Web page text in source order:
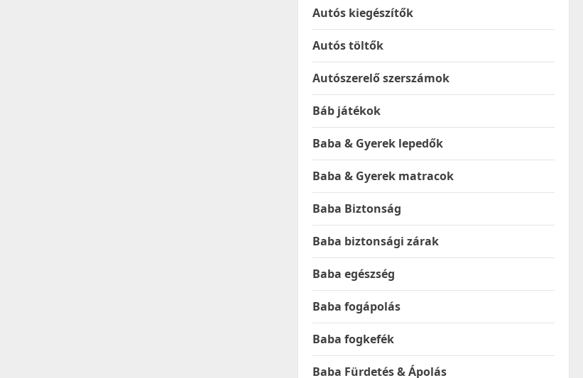
Autós kiegészítők
Autós töltők
Autószerelő szerszámok
Báb játékok
Baba & Gyerek lepedők
Baba & Gyerek matracok
Baba Biztonság
Baba biztonsági zárak
Baba egészség
Baba fogápolás
Baba fogkefék
Baba Fürdetés & Ápolás